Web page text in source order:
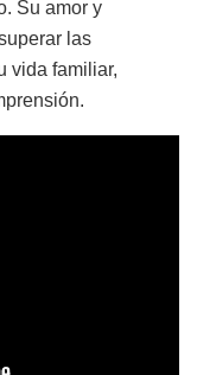
Su amor y
las
vida familiar,